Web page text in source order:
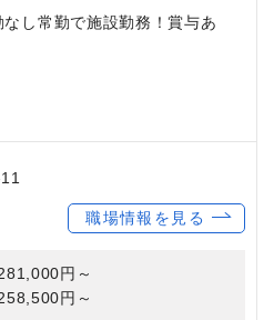
なし常勤で施設勤務！賞与あ
職場情報を見る
円～
円～